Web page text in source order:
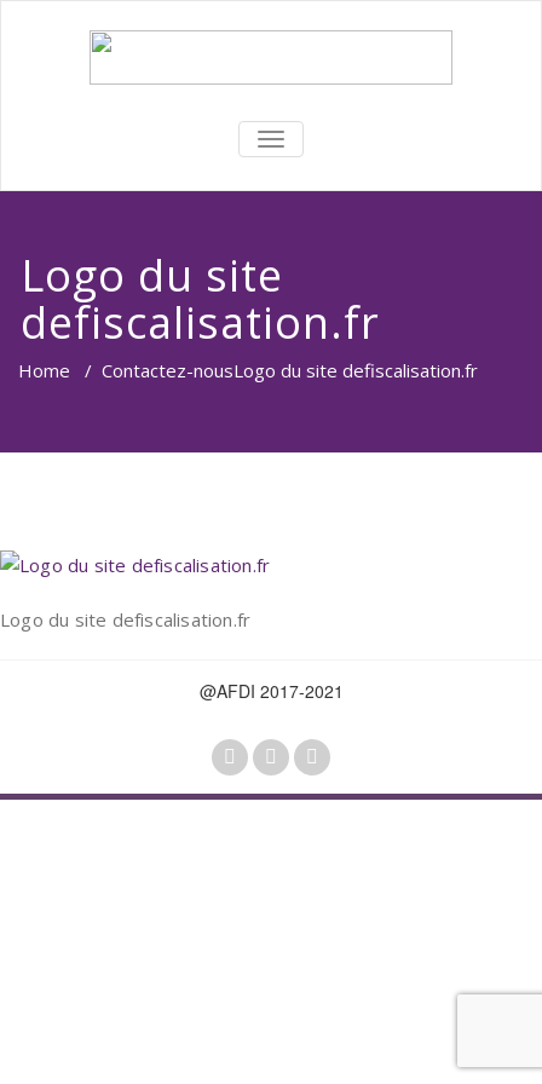
TOGGLE
NAVIGATION
Logo du site
defiscalisation.fr
Home / Contactez-nousLogo du site defiscalisation.fr
Logo du site defiscalisation.fr
@AFDI 2017-2021